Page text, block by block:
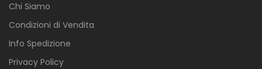
Chi Siamo
Condizioni di Vendita
Info Spedizione
Privacy Policy